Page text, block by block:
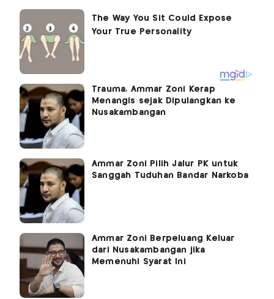
Trauma, Ammar Zoni Kerap
Menangis sejak Dipulangkan ke
Nusakambangan
Ammar Zoni Pilih Jalur PK untuk
Sanggah Tuduhan Bandar Narkoba
Ammar Zoni Berpeluang Keluar
dari Nusakambangan jika
Memenuhi Syarat Ini